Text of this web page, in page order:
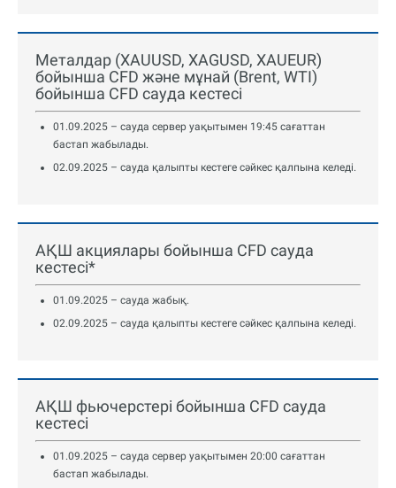
Металдар (XAUUSD, XAGUSD, XAUEUR)
бойынша CFD және мұнай (Brent, WTI)
бойынша CFD сауда кестесі
01.09.2025 – сауда сервер уақытымен 19:45 сағаттан
бастап жабылады.
02.09.2025 – сауда қалыпты кестеге сәйкес қалпына келеді.
АҚШ акциялары бойынша CFD сауда
кестесі*
01.09.2025 – сауда жабық.
02.09.2025 – сауда қалыпты кестеге сәйкес қалпына келеді.
АҚШ фьючерстері бойынша CFD сауда
кестесі
01.09.2025 – сауда сервер уақытымен 20:00 сағаттан
бастап жабылады.